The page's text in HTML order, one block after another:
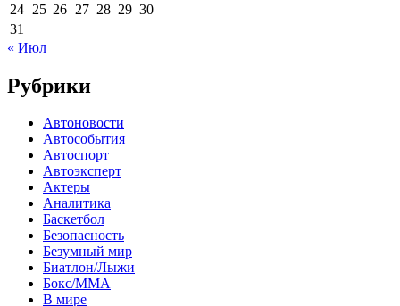
24 25 26 27 28 29 30
31
« Июл
Рубрики
Автоновости
Автособытия
Автоспорт
Автоэксперт
Актеры
Аналитика
Баскетбол
Безопасность
Безумный мир
Биатлон/Лыжи
Бокс/MMA
В мире